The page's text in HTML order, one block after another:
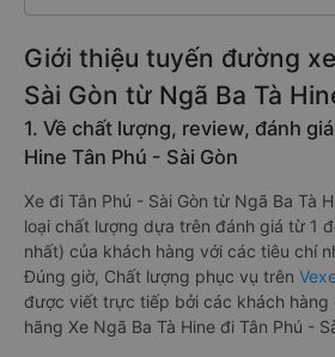
Giới thiệu tuyến đường
Sài Gòn từ Ngã Ba Tà
1. Về chất lượng, review, đánh
Hine Tân Phú - Sài Gòn
Xe đi Tân Phú - Sài Gòn từ Ngã Ba Tà
loại chất lượng dựa trên đánh giá từ 1
nhất) của khách hàng với các tiêu chí
Đúng giờ, Chất lượng phục vụ trên
được viết trực tiếp bởi các khách hàng
hãng Xe Ngã Ba Tà Hine đi Tân Phú -